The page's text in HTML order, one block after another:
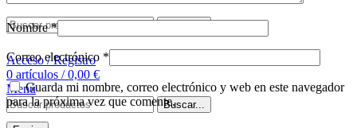
Acceso / Registro
0 artículos / 0,00 €
Menú
Buscar...
Nombre*
Correo electrónico *
Guarda mi nombre, correo electrónico y web en este navegador
para la próxima vez que comente.